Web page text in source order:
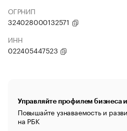
ОГРНИП
324028000132571
ИНН
022405447523
Управляйте профилем бизнеса
Повышайте узнаваемость и
на РБК